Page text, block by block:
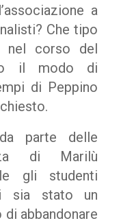
a
Che tipo
nel corso del
il modo di
di Peppino
parte delle
di Marilù
gli studenti
sia stato un
abbandonare